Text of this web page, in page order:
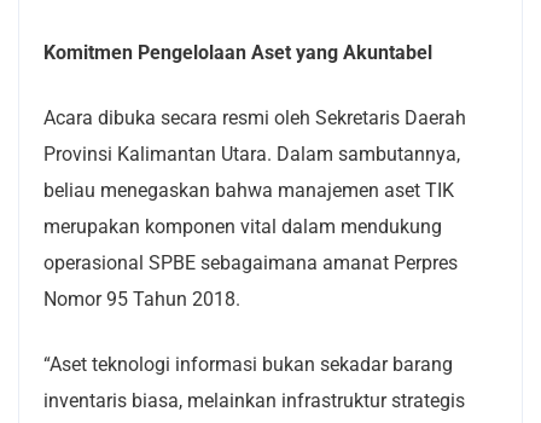
Komitmen Pengelolaan Aset yang Akuntabel
Acara dibuka secara resmi oleh Sekretaris Daerah
Provinsi Kalimantan Utara. Dalam sambutannya,
beliau menegaskan bahwa manajemen aset TIK
merupakan komponen vital dalam mendukung
operasional SPBE sebagaimana amanat Perpres
Nomor 95 Tahun 2018.
“Aset teknologi informasi bukan sekadar barang
inventaris biasa, melainkan infrastruktur strategis